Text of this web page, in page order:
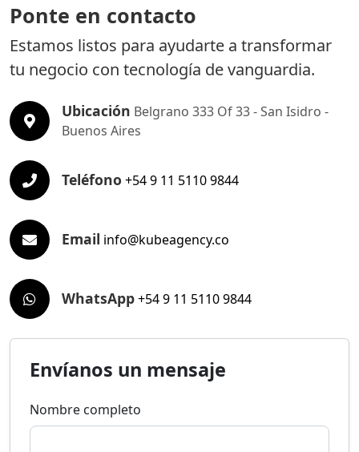
Ponte en contacto
Estamos listos para ayudarte a transformar
tu negocio con tecnología de vanguardia.
Ubicación Belgrano 333 Of 33 - San Isidro -
Buenos Aires
Teléfono +54 9 11 5110 9844
Email info@kubeagency.co
WhatsApp+54 9 11 5110 9844
Envíanos un mensaje
Nombre completo